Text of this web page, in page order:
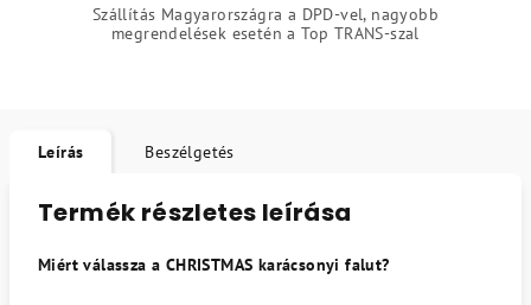
Szállítás Magyarországra a DPD-vel, nagyobb
megrendelések esetén a Top TRANS-szal
Leírás Beszélgetés
Termék részletes leírása
Miért válassza a CHRISTMAS karácsonyi falut?